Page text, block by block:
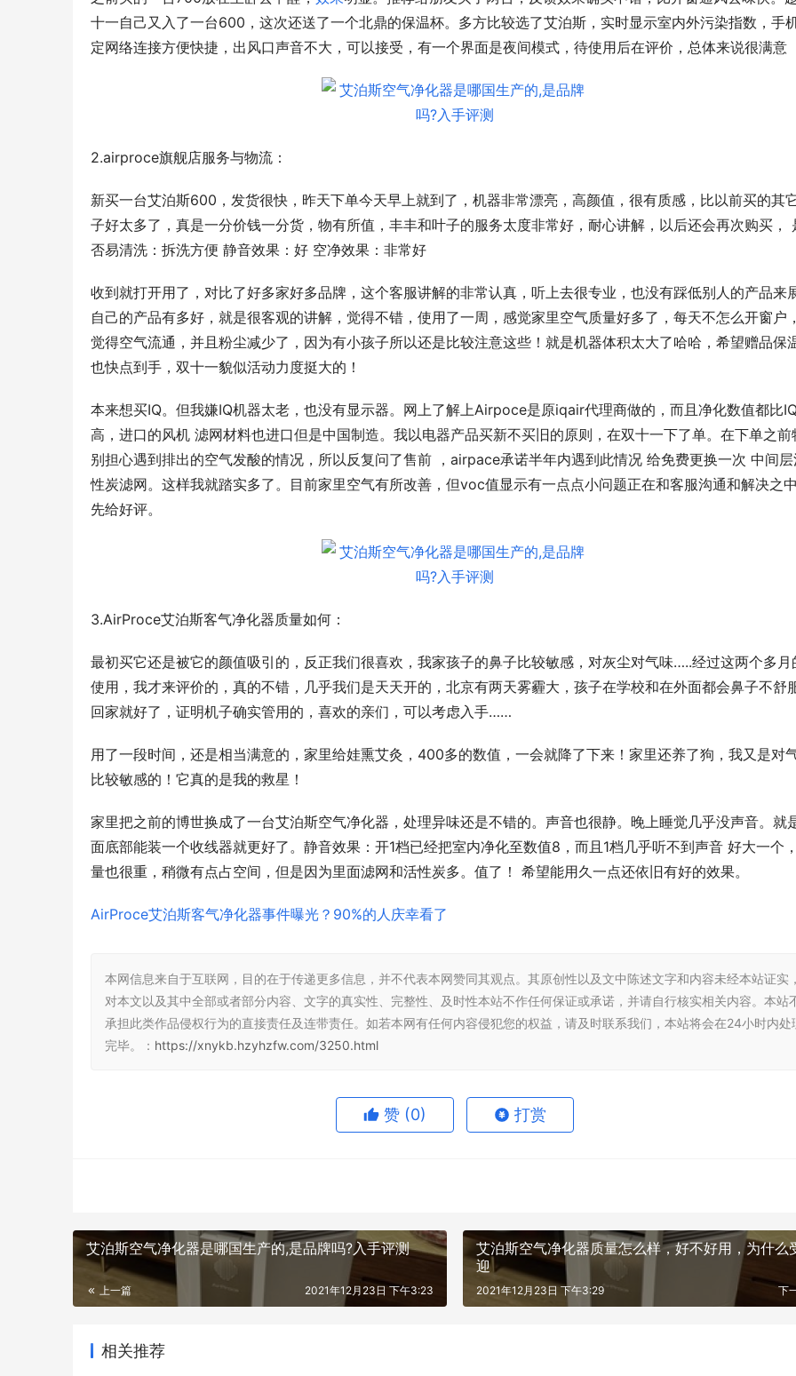
十一自己又入了一台600，这次还送了一个北鼎的保温杯。多方比较选了艾泊斯，实时显示室内外污染指数，手
定网络连接方便快捷，出风口声音不大，可以接受，有一个界面是夜间模式，待使用后在评价，总体来说很满意
2.airproce旗舰店服务与物流：
新买一台艾泊斯600，发货很快，昨天下单今天早上就到了，机器非常漂亮，高颜值，很有质感，比以前买的其
子好太多了，真是一分价钱一分货，物有所值，丰丰和叶子的服务太度非常好，耐心讲解，以后还会再次购买，
否易清洗：拆洗方便 静音效果：好 空净效果：非常好
收到就打开用了，对比了好多家好多品牌，这个客服讲解的非常认真，听上去很专业，也没有踩低别人的产品来
自己的产品有多好，就是很客观的讲解，觉得不错，使用了一周，感觉家里空气质量好多了，每天不怎么开窗户
觉得空气流通，并且粉尘减少了，因为有小孩子所以还是比较注意这些！就是机器体积太大了哈哈，希望赠品保
也快点到手，双十一貌似活动力度挺大的！
本来想买IQ。但我嫌IQ机器太老，也没有显示器。网上了解上Airpoce是原iqair代理商做的，而且净化数值都比
高，进口的风机 滤网材料也进口但是中国制造。我以电器产品买新不买旧的原则，在双十一下了单。在下单之前
别担心遇到排出的空气发酸的情况，所以反复问了售前 ，airpace承诺半年内遇到此情况 给免费更换一次 中间
性炭滤网。这样我就踏实多了。目前家里空气有所改善，但voc值显示有一点点小问题正在和客服沟通和解决之中
先给好评。
3.AirProce艾泊斯客气净化器质量如何：
最初买它还是被它的颜值吸引的，反正我们很喜欢，我家孩子的鼻子比较敏感，对灰尘对气味…..经过这两个多月
使用，我才来评价的，真的不错，几乎我们是天天开的，北京有两天雾霾大，孩子在学校和在外面都会鼻子不舒
回家就好了，证明机子确实管用的，喜欢的亲们，可以考虑入手……
用了一段时间，还是相当满意的，家里给娃熏艾灸，400多的数值，一会就降了下来！家里还养了狗，我又是对
比较敏感的！它真的是我的救星！
家里把之前的博世换成了一台艾泊斯空气净化器，处理异味还是不错的。声音也很静。晚上睡觉几乎没声音。就
面底部能装一个收线器就更好了。静音效果：开1档已经把室内净化至数值8，而且1档几乎听不到声音 好大一个
量也很重，稍微有点占空间，但是因为里面滤网和活性炭多。值了！ 希望能用久一点还依旧有好的效果。
AirProce艾泊斯客气净化器事件曝光？90%的人庆幸看了
本网信息来自于互联网，目的在于传递更多信息，并不代表本网赞同其观点。其原创性以及文中陈述文字和内容未经本站证实，
对本文以及其中全部或者部分内容、文字的真实性、完整性、及时性本站不作任何保证或承诺，并请自行核实相关内容。本站
承担此类作品侵权行为的直接责任及连带责任。如若本网有任何内容侵犯您的权益，请及时联系我们，本站将会在24小时内处
完毕。： https://xnykb.hzyhzfw.com/3250.html
赞 (0) 打赏
艾泊斯空气净化器是哪国生产的,是品牌吗?入手评测
上一篇 2021年12月23日 下午3:23
艾泊斯空气净化器质量怎么样，好不好用，为什么
迎
下
2021年12月23日 下午3:29
相关推荐